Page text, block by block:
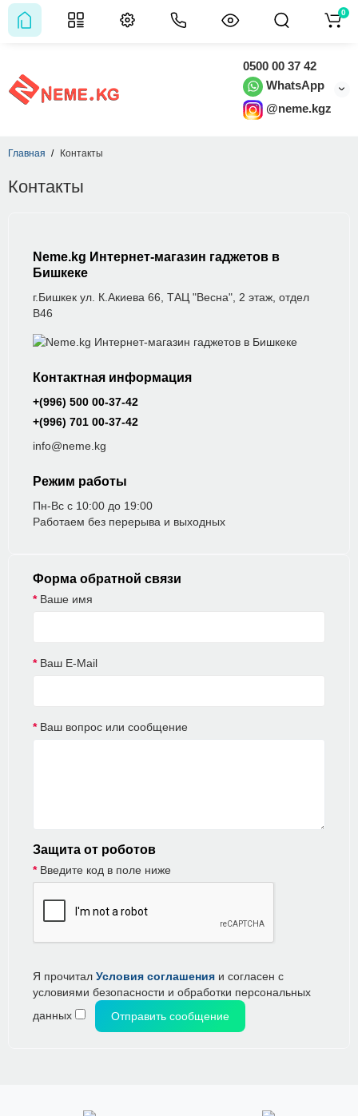
0500 00 37 42
WhatsApp
@neme.kgz
0
Главная Контакты
Контакты
Neme.kg Интернет-магазин гаджетов в
Бишкеке
г.Бишкек ул. К.Акиева 66, ТАЦ "Весна", 2 этаж, отдел
В46
Контактная информация
+(996) 500 00-37-42
+(996) 701 00-37-42
info@neme.kg
Режим работы
Пн-Вс с 10:00 до 19:00
Работаем без перерыва и выходных
Форма обратной связи
Ваше имя
Ваш E-Mail
Ваш вопрос или сообщение
Защита от роботов
Введите код в поле ниже
Я прочитал Условия соглашения и согласен с
условиями безопасности и обработки персональных
данных